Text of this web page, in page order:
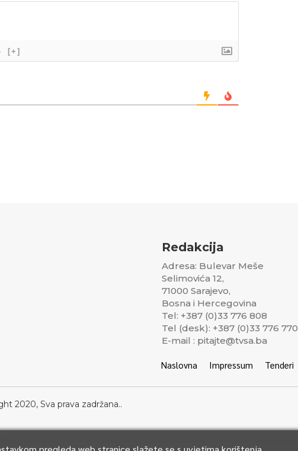
[+]
Redakcija
Adresa: Bulevar Meše
Selimovića 12,
71000 Sarajevo,
Bosna i Hercegovina
Tel: +387 (0)33 776 808
Tel (desk): +387 (0)33 776 770
E-mail : pitajte@tvsa.ba
Naslovna Impressum Tenderi
2020, Sva prava zadržana..